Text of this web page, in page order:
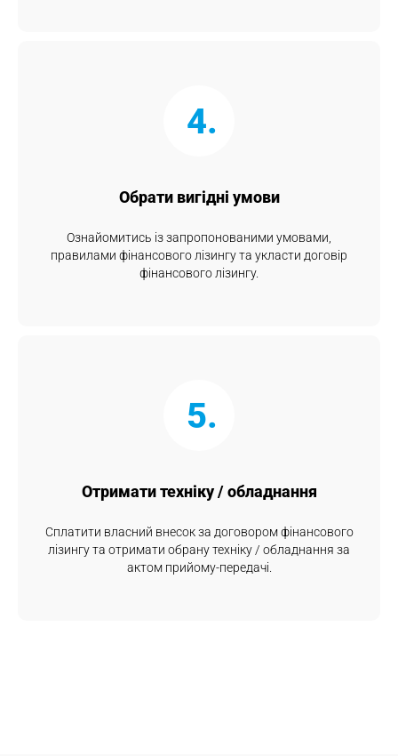
4.
Обрати вигідні умови
Ознайомитись із запропонованими умовами,
правилами фінансового лізингу та укласти договір
фінансового лізингу.
5.
Отримати техніку / обладнання
Сплатити власний внесок за договором фінансового
лізингу та отримати обрану техніку / обладнання за
актом прийому-передачі.